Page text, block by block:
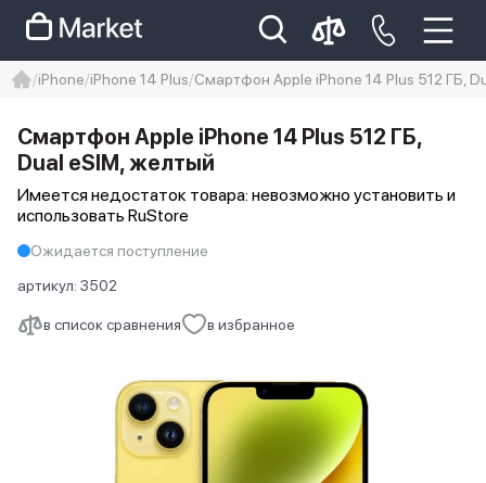
Iphone 14 pro max
айфон 14
iPhone iPhone 14 Plus Смартфон Apple iPhone 14 Plus 512 ГБ,
в список сравнения в избранное
Смартфон Apple iPhone 14 Plus 512 ГБ,
Dual еSIM, желтый
Имеется недостаток товара: невозможно установить и
использовать RuStore
Ожидается поступление
артикул: 3502